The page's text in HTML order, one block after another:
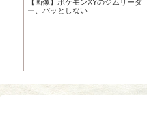
【画像】ポケモンXYのジムリーダ
ー、パッとしない